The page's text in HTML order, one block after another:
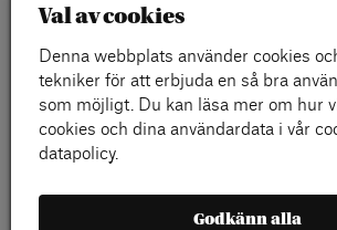
Val av cookies
Denna webbplats använder cookies
tekniker för att erbjuda en så bra
som möjligt. Du kan läsa mer om hur
cookies och dina användardata i vår
datapolicy.
Godkänn alla